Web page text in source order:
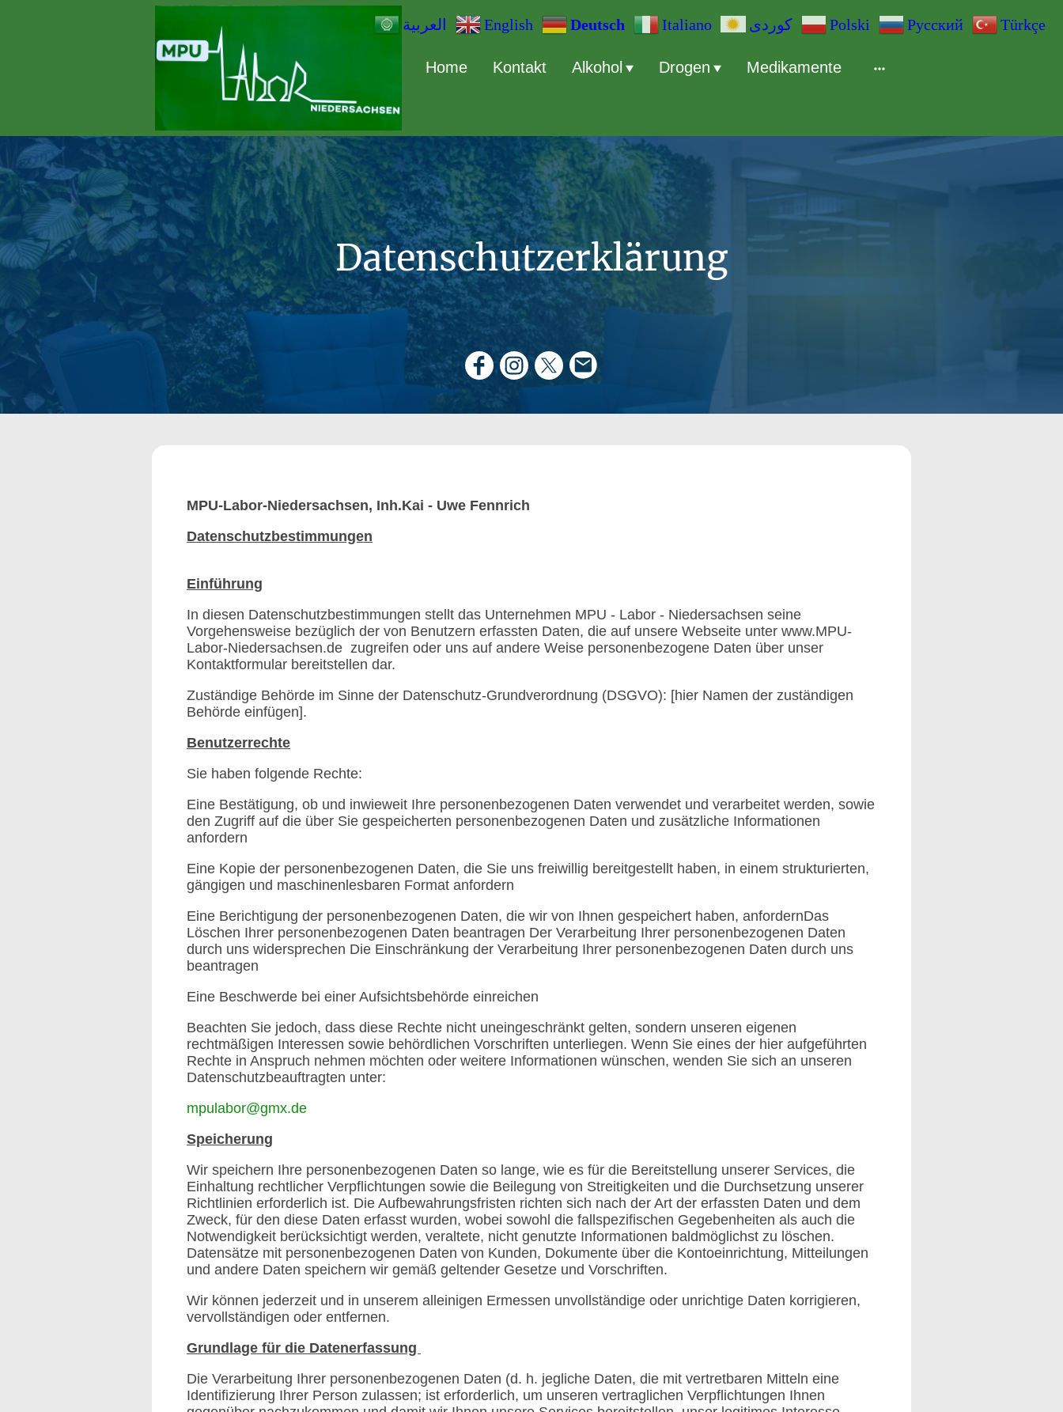
Home Kontakt Alkohol Drogen Medikamente
Datenschutzerklärung
MPU-Labor-Niedersachsen, Inh.Kai - Uwe Fennrich
Datenschutzbestimmungen
Einführung
In diesen Datenschutzbestimmungen stellt das Unternehmen MPU - Labor - Niedersachsen seine
Vorgehensweise bezüglich der von Benutzern erfassten Daten, die auf unsere Webseite unter www.MPU-
Labor-Niedersachsen.de zugreifen oder uns auf andere Weise personenbezogene Daten über unser
Kontaktformular bereitstellen dar.
Zuständige Behörde im Sinne der Datenschutz-Grundverordnung (DSGVO): [hier Namen der zuständigen
Behörde einfügen].
Benutzerrechte
Sie haben folgende Rechte:
Eine Bestätigung, ob und inwieweit Ihre personenbezogenen Daten verwendet und verarbeitet werden, sowie
den Zugriff auf die über Sie gespeicherten personenbezogenen Daten und zusätzliche Informationen
anfordern
Eine Kopie der personenbezogenen Daten, die Sie uns freiwillig bereitgestellt haben, in einem strukturierten,
gängigen und maschinenlesbaren Format anfordern
Eine Berichtigung der personenbezogenen Daten, die wir von Ihnen gespeichert haben, anfordernDas
Löschen Ihrer personenbezogenen Daten beantragen Der Verarbeitung Ihrer personenbezogenen Daten
durch uns widersprechen Die Einschränkung der Verarbeitung Ihrer personenbezogenen Daten durch uns
beantragen
Eine Beschwerde bei einer Aufsichtsbehörde einreichen
Beachten Sie jedoch, dass diese Rechte nicht uneingeschränkt gelten, sondern unseren eigenen
rechtmäßigen Interessen sowie behördlichen Vorschriften unterliegen. Wenn Sie eines der hier aufgeführten
Rechte in Anspruch nehmen möchten oder weitere Informationen wünschen, wenden Sie sich an unseren
Datenschutzbeauftragten unter:
mpulabor@gmx.de
Speicherung
Wir speichern Ihre personenbezogenen Daten so lange, wie es für die Bereitstellung unserer Services, die
Einhaltung rechtlicher Verpflichtungen sowie die Beilegung von Streitigkeiten und die Durchsetzung unserer
Richtlinien erforderlich ist. Die Aufbewahrungsfristen richten sich nach der Art der erfassten Daten und dem
Zweck, für den diese Daten erfasst wurden, wobei sowohl die fallspezifischen Gegebenheiten als auch die
Notwendigkeit berücksichtigt werden, veraltete, nicht genutzte Informationen baldmöglichst zu löschen.
Datensätze mit personenbezogenen Daten von Kunden, Dokumente über die Kontoeinrichtung, Mitteilungen
und andere Daten speichern wir gemäß geltender Gesetze und Vorschriften.
Wir können jederzeit und in unserem alleinigen Ermessen unvollständige oder unrichtige Daten korrigieren,
vervollständigen oder entfernen.
Grundlage für die Datenerfassung
Die Verarbeitung Ihrer personenbezogenen Daten (d. h. jegliche Daten, die mit vertretbaren Mitteln eine
Identifizierung Ihrer Person zulassen; ist erforderlich, um unseren vertraglichen Verpflichtungen Ihnen
العربية English Deutsch Italiano Polski Русский Türkçe